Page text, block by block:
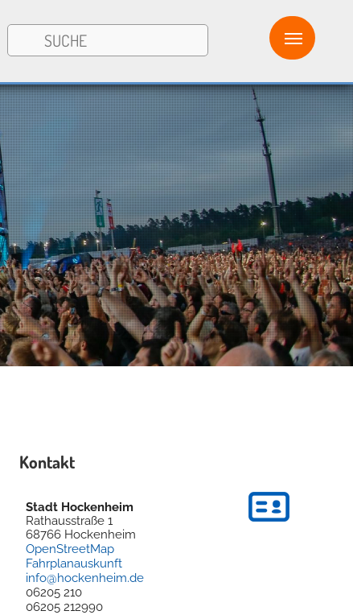
Kontakt
Stadt Hockenheim
Rathausstraße 1
68766 Hockenheim
OpenStreetMap
Fahrplanauskunft
info@hockenheim.de
06205 210
06205 212990